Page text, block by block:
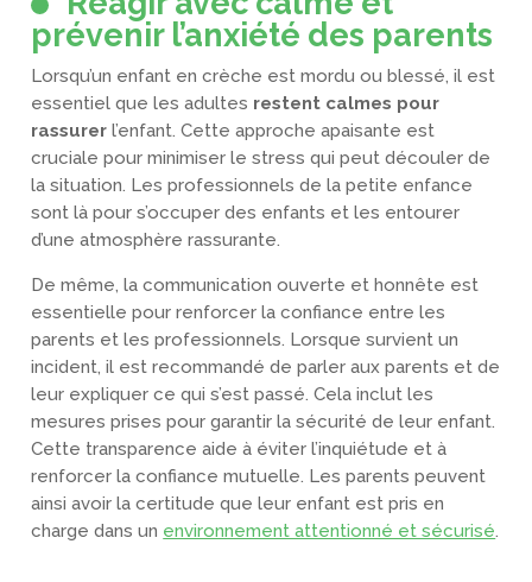
prévenir l’anxiété des parents
Lorsqu’un enfant en crèche est mordu ou blessé, il est
essentiel que les adultes restent calmes pour
rassurer l’enfant. Cette approche apaisante est
cruciale pour minimiser le stress qui peut découler de
la situation. Les professionnels de la petite enfance
sont là pour s’occuper des enfants et les entourer
d’une atmosphère rassurante.
De même, la communication ouverte et honnête est
essentielle pour renforcer la confiance entre les
parents et les professionnels. Lorsque survient un
incident, il est recommandé de parler aux parents et de
leur expliquer ce qui s’est passé. Cela inclut les
mesures prises pour garantir la sécurité de leur enfant.
Cette transparence aide à éviter l’inquiétude et à
renforcer la confiance mutuelle. Les parents peuvent
ainsi avoir la certitude que leur enfant est pris en
charge dans un environnement attentionné et sécurisé.